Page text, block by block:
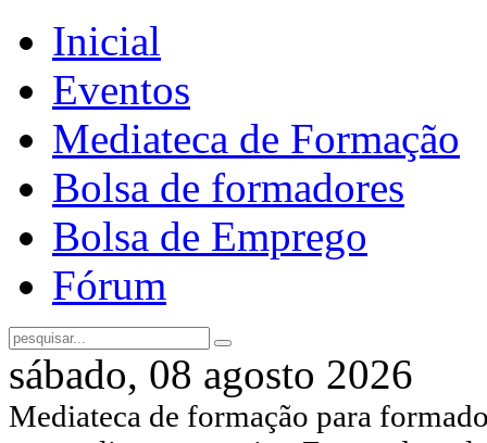
Inicial
Eventos
Mediateca de Formação
Bolsa de formadores
Bolsa de Emprego
Fórum
sábado, 08 agosto 2026
Mediateca de formação para